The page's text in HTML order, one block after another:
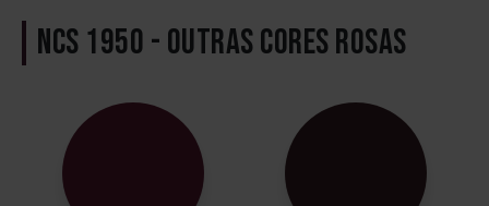
NCS 1950 - OUTRAS CORES ROSAS